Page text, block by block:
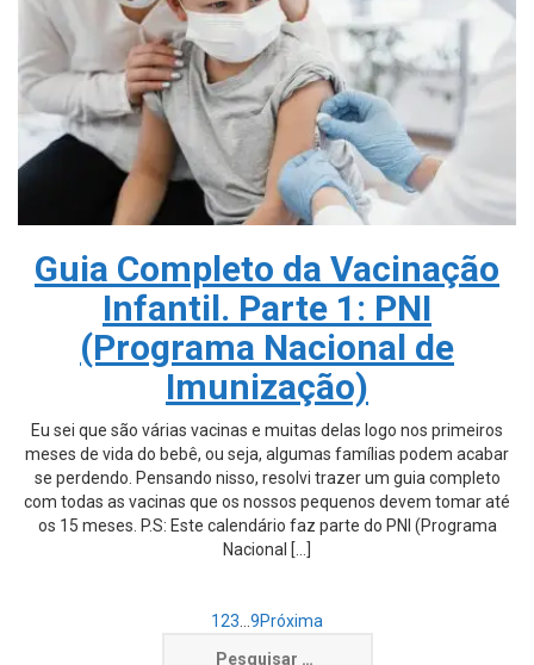
Guia Completo da Vacinação
Infantil. Parte 1: PNI
(Programa Nacional de
Imunização)
Eu sei que são várias vacinas e muitas delas logo nos primeiros
meses de vida do bebê, ou seja, algumas famílias podem acabar
se perdendo. Pensando nisso, resolvi trazer um guia completo
com todas as vacinas que os nossos pequenos devem tomar até
os 15 meses. P.S: Este calendário faz parte do PNI (Programa
Nacional […]
123
9